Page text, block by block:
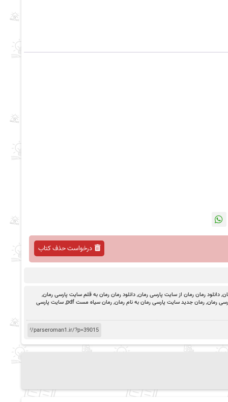
درخواست حذف کتاب
,دانلود رمان رمان از سایت پارسی رمان,دانلود رمان رمان به قلم سایت پارسی رمان,
رمان,رمان جدید سایت پارسی رمان به نام رمان,رمان سیاه مست pdf ,سایت پارسی